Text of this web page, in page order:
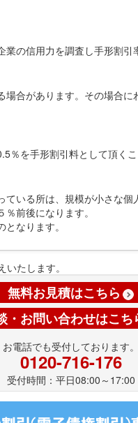
の信用力を調査し手形割引
合があります。その場合に
を手形割引料として頂くこ
いる所は、規模が小さな個
前後になります。
なります。
たします。
無料お見積はこちら
・お問い合わせはこち
お電話でも受付しております。
0120-716-176
受付時間：平日08:00～17:00